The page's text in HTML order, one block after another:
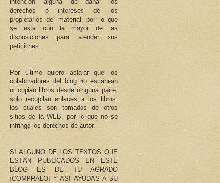
intención alguna de dañar los
derechos o intereses de los
propietarios del material, por lo que
se está con la mayor de las
disposiciones para atender sus
peticiones.
Por ultimo quiero aclarar que los
colaboradores del blog no escanean
ni copian libros desde ninguna parte,
solo recopilan enlaces a los libros,
los cuales son tomados de otros
sitios de la WEB, por lo que no se
infringe los derechos de autor.
SI ALGUNO DE LOS TEXTOS QUE
ESTÁN PUBLICADOS EN ESTE
BLOG ES DE TU AGRADO
¡CÓMPRALO! Y ASÍ AYUDAS A SU